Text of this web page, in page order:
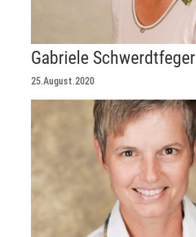
Gabriele Schwerdtfeger
25.August.2020